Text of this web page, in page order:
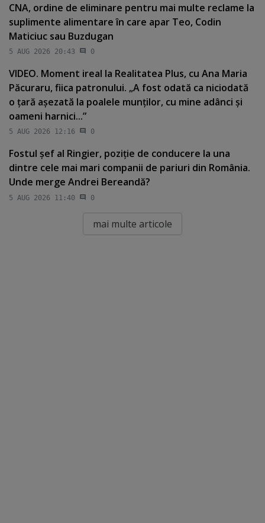
CNA, ordine de eliminare pentru mai multe reclame la
suplimente alimentare în care apar Teo, Codin
Maticiuc sau Buzdugan
5 AUG 2026 20:43 0
VIDEO. Moment ireal la Realitatea Plus, cu Ana Maria
Păcuraru, fiica patronului. „A fost odată ca niciodată
o ţară aşezată la poalele munţilor, cu mine adânci şi
oameni harnici...”
5 AUG 2026 12:16 0
Fostul şef al Ringier, poziţie de conducere la una
dintre cele mai mari companii de pariuri din România.
Unde merge Andrei Bereandă?
5 AUG 2026 11:40 0
mai multe articole